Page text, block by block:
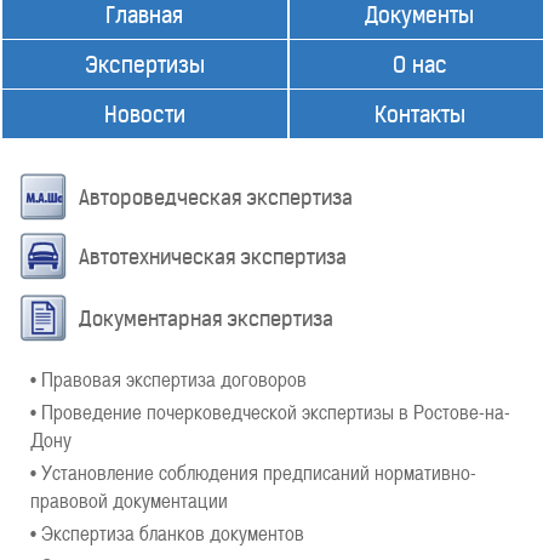
Главная
Экспертизы
Новости
Документы
О нас
Контакты
Автороведческая экспертиза
Автотехническая экспертиза
Документарная экспертиза
• Правовая экспертиза договоров
• Проведение почерковедческой экспертизы в Ростове-на-
Дону
• Установление соблюдения предписаний нормативно-
правовой документации
• Экспертиза бланков документов